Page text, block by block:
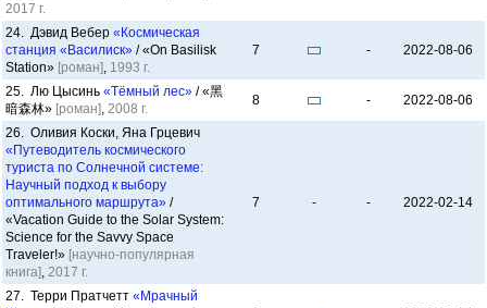
2017 г.
24. Дэвид Вебер «Космическая
станция «Василиск» / «On Basilisk
Station» [роман], 1993 г.
7 - 2022-08-06
25. Лю Цысинь «Тёмный лес» / «黑
暗森林» [роман], 2008 г.
8 - 2022-08-06
26. Оливия Коски, Яна Грцевич
«Путеводитель космического
туриста по Солнечной системе:
Научный подход к выбору
оптимального маршрута» /
«Vacation Guide to the Solar System:
Science for the Savvy Space
Traveler!» [научно-популярная
книга], 2017 г.
7 - - 2022-02-14
27. Терри Пратчетт «Мрачный